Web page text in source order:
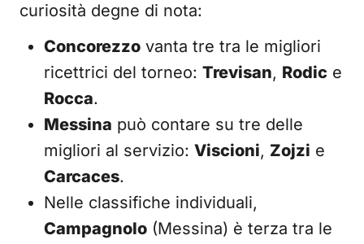
curiosità degne di nota:
Concorezzo vanta tre tra le migliori
ricettrici del torneo: Trevisan, Rodic e
Rocca.
Messina può contare su tre delle
migliori al servizio: Viscioni, Zojzi e
Carcaces.
Nelle classifiche individuali,
Campagnolo (Messina) è terza tra le